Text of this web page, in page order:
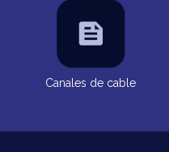
Canales de cable